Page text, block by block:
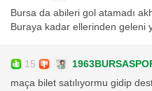
Bursa da abileri gol atamadı
Buraya kadar ellerinden geleni
15
maça bilet satılıyormu gidip